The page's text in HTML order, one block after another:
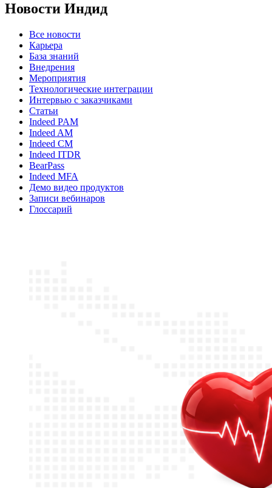
Новости Индид
Все новости
Карьера
База знаний
Внедрения
Мероприятия
Технологические интеграции
Интервью с заказчиками
Статьи
Indeed PAM
Indeed AM
Indeed CM
Indeed ITDR
BearPass
Indeed MFA
Демо видео продуктов
Записи вебинаров
Глоссарий